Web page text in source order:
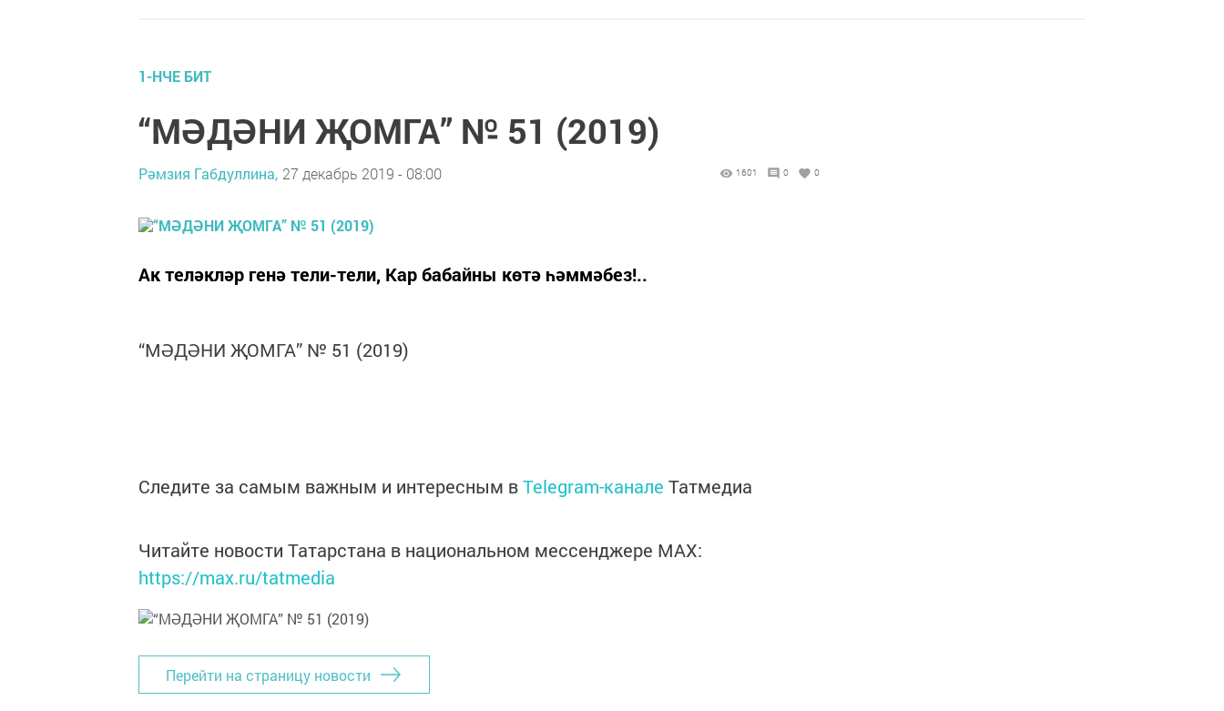
1-НЧЕ БИТ
“МӘДӘНИ ҖОМГА” № 51 (2019)
Рәмзия Габдуллина, 27 декабрь 2019 - 08:00 1601 0 0
Ак теләкләр генә тели-тели, Кар бабайны көтә һәммәбез!..
“МӘДӘНИ ҖОМГА” № 51 (2019)
Следите за самым важным и интересным вTelegram-канале Татмедиа
Читайте новости Татарстана в национальном мессенджере MАХ:
https://max.ru/tatmedia
Перейти на страницу новости